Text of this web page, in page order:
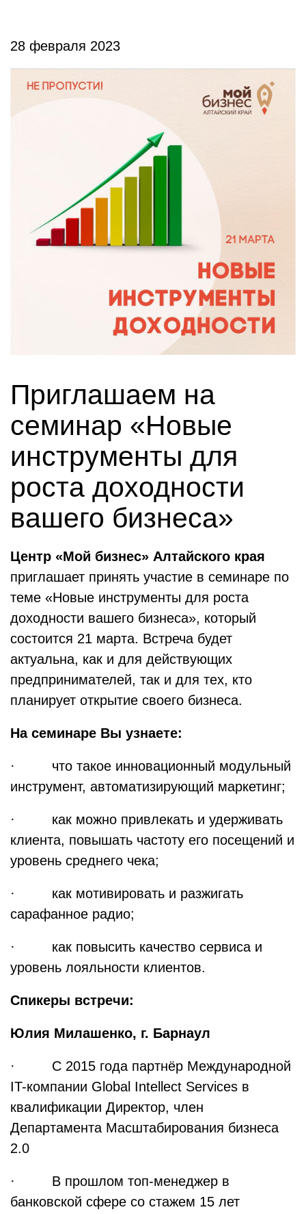
28 февраля 2023
Приглашаем на
семинар «Новые
инструменты для
роста доходности
вашего бизнеса»
Центр «Мой бизнес» Алтайского края
приглашает принять участие в семинаре по
теме «Новые инструменты для роста
доходности вашего бизнеса», который
состоится 21 марта. Встреча будет
актуальна, как и для действующих
предпринимателей, так и для тех, кто
планирует открытие своего бизнеса.
На семинаре Вы узнаете:
· что такое инновационный модульный
инструмент, автоматизирующий маркетинг;
· как можно привлекать и удерживать
клиента, повышать частоту его посещений и
уровень среднего чека;
· как мотивировать и разжигать
сарафанное радио;
· как повысить качество сервиса и
уровень лояльности клиентов.
Спикеры встречи:
Юлия Милашенко, г. Барнаул
· С 2015 года партнёр Международной
IT-компании Global Intellect Services в
квалификации Директор, член
Департамента Масштабирования бизнеса
2.0
· В прошлом топ-менеджер в
банковской сфере со стажем 15 лет